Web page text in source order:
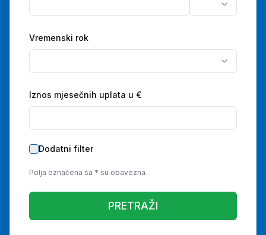
Vremenski rok
Iznos mjesečnih uplata u €
Dodatni filter
Polja označena sa * su obavezna
PRETRAŽI